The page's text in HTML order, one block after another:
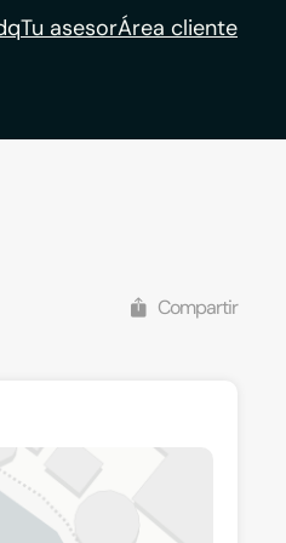
Tu asesorÁrea cliente
Compartir